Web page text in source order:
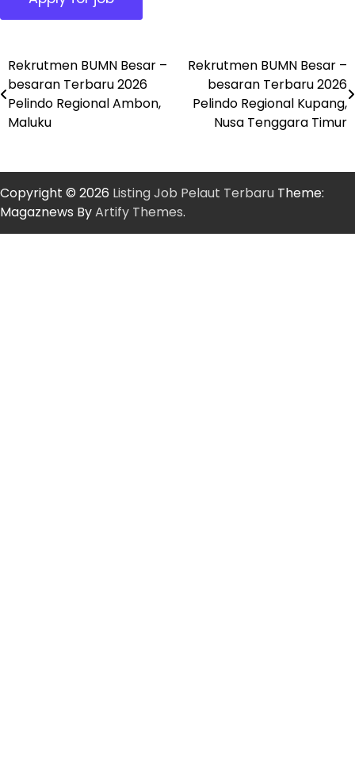
Post
navigation
Rekrutmen BUMN Besar –
besaran Terbaru 2026
Pelindo Regional Ambon,
Maluku
Rekrutmen BUMN Besar –
besaran Terbaru 2026
Pelindo Regional Kupang,
Nusa Tenggara Timur
Copyright © 2026 Listing Job Pelaut Terbaru Theme:
Magaznews ByArtify Themes.